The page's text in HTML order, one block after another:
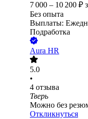
7 000 – 10 200 ₽
Без опыта
Выплаты:
Подработка
Aura HR
5.0
•
4 отзыва
Тверь
Можно без
Откликнуться